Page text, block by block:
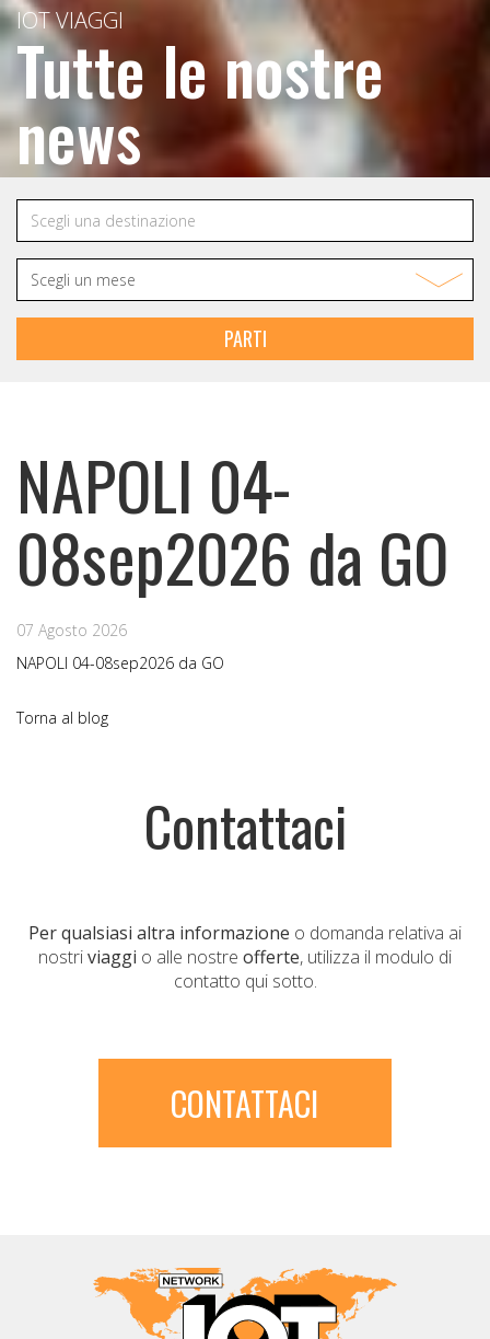
IOT VIAGGI
Tutte le nostre
news
PARTI
NAPOLI 04-
08sep2026 da GO
07 Agosto 2026
NAPOLI 04-08sep2026 da GO
Torna al blog
Contattaci
Per qualsiasi altra informazione o domanda relativa ai
nostriviaggi o alle nostre offerte, utilizza il modulo di
contatto qui sotto.
CONTATTACI